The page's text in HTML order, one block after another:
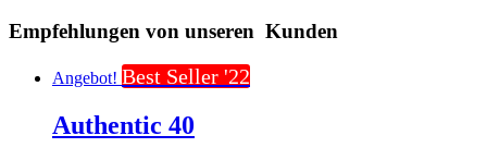
Empfehlungen von unseren Kunden
Angebot! Best Seller '22
Authentic 40